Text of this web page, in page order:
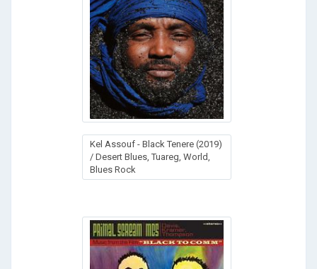
Kel Assouf - Black Tenere (2019)
/ Desert Blues, Tuareg, World,
Blues Rock